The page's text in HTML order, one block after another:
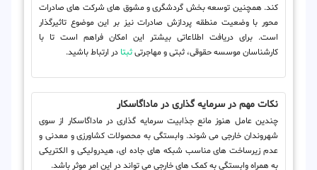
کند. همچنین توسعه بخش گردشگری و مشوق های شرکت های صادرات
محور با وضعیت منطقه پردازش صادرات نیز بر این موضوع تاثیرگذار
است. برای دریافت اطلاعاتی بیشتر این امکان فراهم است تا با
کارشناسان موسسه حقوقی، ثبتی و مهاجرتیثبتا در ارتباط باشید.
نکات مهم در سرمایه گذاری در ماداگاسکار
چندین عامل هنوز مانع جذابیت سرمایه گذاری در ماداگاسکار از سوی
شهروندان خارجی می شوند. وابستگی به محصولات کشاورزی و معدنی و
عدم زیرساخت های مناسب شبکه های جاده ای، هیدرولیکی و الکتریکی
به همراه وابستگی به کمک های خارجی می تواند در این امر موثر باشد.